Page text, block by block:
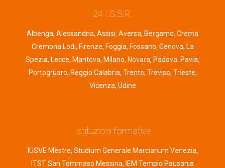
24 I.S.S.R.
Albenga, Alessandria, Assisi, Aversa, Bergamo, Crema
Cremona Lodi, Firenze, Foggia, Fossano, Genova, La
Spezia, Lecce, Mantova, Milano, Novara, Padova, Pavia,
Portogruaro, Reggio Calabria, Trento, Treviso, Trieste,
Vicenza, Udine
Istituzioni formative
IUSVE Mestre, Studium Generale Marcianum Venezia,
ITST San Tommaso Messina, IEM Tempio Pausania